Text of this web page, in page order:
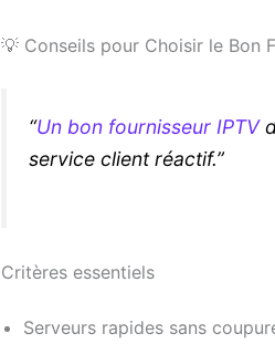
💡 Conseils pour Choisir le Bon
“Un bon fournisseur IPTV
service client réactif.”
Critères essentiels
Serveurs rapides sans